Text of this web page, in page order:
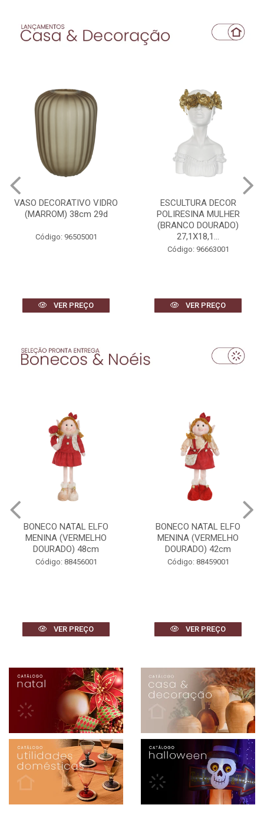
VASO DECORATIVO VIDRO
(MARROM) 38cm 29d
Código: 96505001
VER PREÇO
ESCULTURA DECOR
POLIRESINA MULHER
(BRANCO DOURADO)
27,1X18,1...
Código: 96663001
VER PREÇO
BONECO NATAL ELFO
MENINA (VERMELHO
DOURADO) 48cm
Código: 88456001
VER PREÇO
BONECO NATAL ELFO
MENINA (VERMELHO
DOURADO) 42cm
Código: 88459001
VER PREÇO